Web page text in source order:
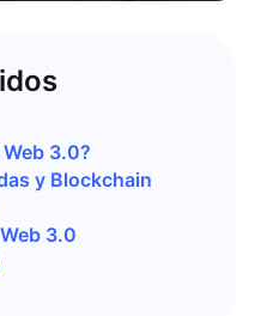
3.0?
y Blockchain
3.0